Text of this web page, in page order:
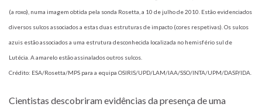
(a roxo), numa imagem obtida pela sonda Rosetta, a 10 de julho de 2010. Estão evidenciados
diversos sulcos associados a estas duas estruturas de impacto (cores respetivas). Os sulcos
azuis estão associados a uma estrutura desconhecida localizada no hemisfério sul de
Lutécia. A amarelo estão assinalados outros sulcos.
Crédito: ESA/Rosetta/MPS para a equipa OSIRIS/UPD/LAM/IAA/SSO/INTA/UPM/DASP/IDA.
Cientistas descobriram evidências da presença de uma